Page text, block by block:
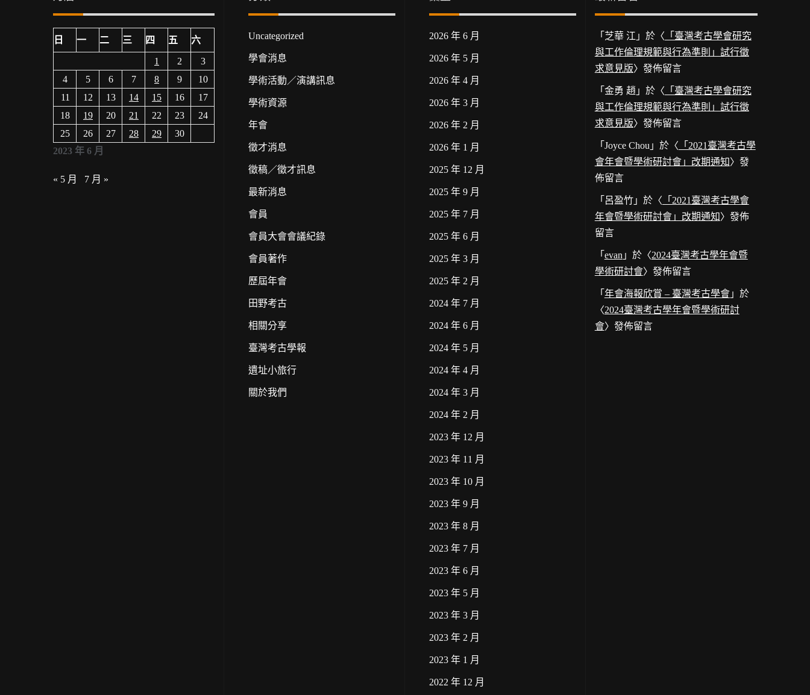
2023 年 6 月
日 一 二 三 四 五 六
1 2
3
4
5 6 7 8 9
10
11
12 13 14 15 16
17
18
19 20 21 22 23
24
25
26 27 28 29 30
« 5 月 7 月 »
Uncategorized
學會消息
學術活動／演講訊息
學術資源
年會
徵才消息
徵稿／徵才訊息
最新消息
會員
會員大會會議紀錄
會員著作
歷屆年會
田野考古
相關分享
臺灣考古學報
遺址小旅行
關於我們
2026 年 6 月
2026 年 5 月
2026 年 4 月
2026 年 3 月
2026 年 2 月
2026 年 1 月
2025 年 12 月
2025 年 9 月
2025 年 7 月
2025 年 6 月
2025 年 3 月
2025 年 2 月
2024 年 7 月
2024 年 6 月
2024 年 5 月
2024 年 4 月
2024 年 3 月
2024 年 2 月
2023 年 12 月
2023 年 11 月
2023 年 10 月
2023 年 9 月
2023 年 8 月
2023 年 7 月
2023 年 6 月
2023 年 5 月
2023 年 3 月
2023 年 2 月
2023 年 1 月
2022 年 12 月
「 芝華 江 」於〈 「臺灣考古學會研究
與工作倫理規範與行為準則」試行徵
求意見版〉發佈留言
「 金勇 趙 」於〈 「臺灣考古學會研究
與工作倫理規範與行為準則」試行徵
求意見版〉發佈留言
「 Joyce Chou 」於〈 「2021臺灣考古學
會年會暨學術研討會」改期通知〉發
佈留言
「 呂盈竹」於〈 「2021臺灣考古學會
年會暨學術研討會」改期通知〉發佈
留言
「 evan 」於〈2024臺灣考古學年會暨
學術研討會〉發佈留言
「 年會海報欣賞 – 臺灣考古學會」於
〈2024臺灣考古學年會暨學術研討
會〉發佈留言